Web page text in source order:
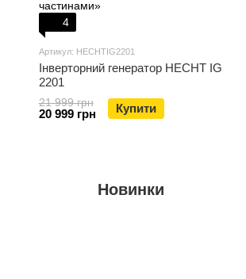
4
Артикул: HECHTIG2201
Інверторний генератор HECHT IG
2201
21 999 грн
20 999 грн Купити
Новинки